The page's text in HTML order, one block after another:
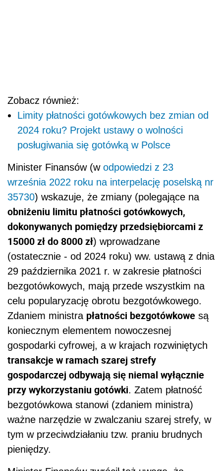
Zobacz również:
Limity płatności gotówkowych bez zmian od
2024 roku? Projekt ustawy o wolności
posługiwania się gotówką w Polsce
Minister Finansów (w odpowiedzi z 23
września 2022 roku na interpelację poselską nr
35730) wskazuje, że zmiany (polegające na
obniżeniu limitu płatności gotówkowych,
dokonywanych pomiędzy przedsiębiorcami z
15000 zł do 8000 zł) wprowadzane
(ostatecznie - od 2024 roku) ww. ustawą z dnia
29 października 2021 r. w zakresie płatności
bezgotówkowych, mają przede wszystkim na
celu popularyzację obrotu bezgotówkowego.
Zdaniem ministra płatności bezgotówkowe są
koniecznym elementem nowoczesnej
gospodarki cyfrowej, a w krajach rozwiniętych
transakcje w ramach szarej strefy
gospodarczej odbywają się niemal wyłącznie
przy wykorzystaniu gotówki. Zatem płatność
bezgotówkowa stanowi (zdaniem ministra)
ważne narzędzie w zwalczaniu szarej strefy, w
tym w przeciwdziałaniu tzw. praniu brudnych
pieniędzy.